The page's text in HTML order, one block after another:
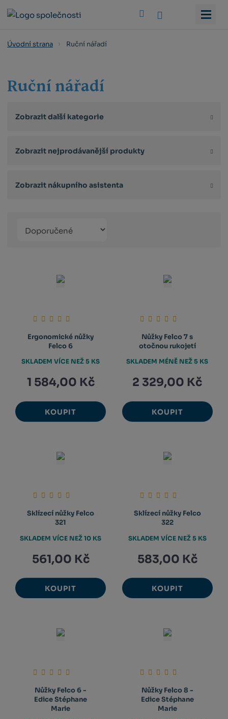
Úvodní strana Ruční nářadí
Ruční nářadí
Zobrazit další kategorie
Zobrazit nejprodávanější produkty
Zobrazit nákupního asistenta
produktů
Ergonomické nůžky
Felco 6
1 584,00 Kč
KOUPIT
SKLADEM VÍCE NEŽ 5 KS
Nůžky Felco 7 s
otočnou rukojetí
2 329,00 Kč
KOUPIT
SKLADEM MÉNĚ NEŽ 5 KS
Sklízecí nůžky Felco
321
561,00 Kč
KOUPIT
SKLADEM VÍCE NEŽ 10 KS
Sklízecí nůžky Felco
322
583,00 Kč
KOUPIT
SKLADEM VÍCE NEŽ 5 KS
Nůžky Felco 6 -
Edice Stéphane
Marie
Nůžky Felco 8 -
Edice Stéphane
Marie